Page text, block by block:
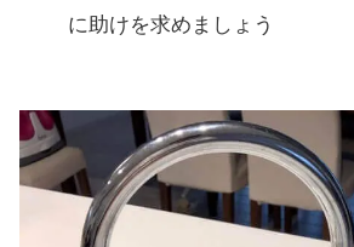
に助けを求めましょう